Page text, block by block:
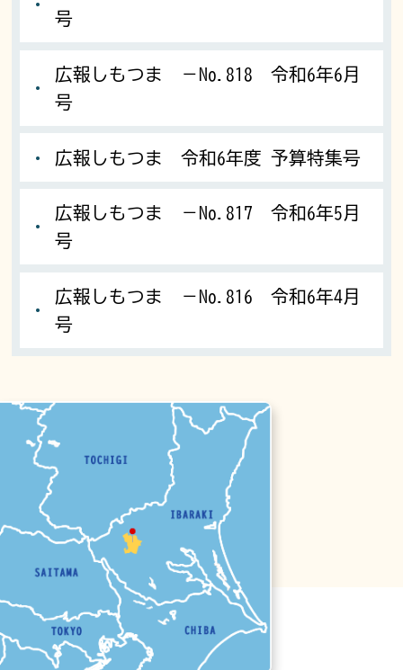
号
広報しもつま －No.818 令和6年6月
号
広報しもつま 令和6年度 予算特集号
広報しもつま －No.817 令和6年5月
号
広報しもつま －No.816 令和6年4月
号